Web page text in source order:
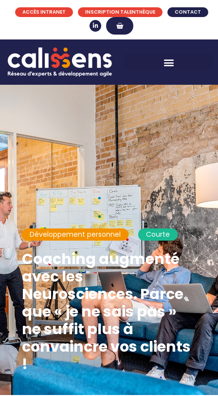
ACCÈS INTRANET INSCRIPTION TALENTHÈQUE CONTACT
Développement personnel Courte
Coaching augmenté
avec les
Neurosciences. Parce
que « je ne sais pas »
ne suffit plus à
convaincre vos clients
!